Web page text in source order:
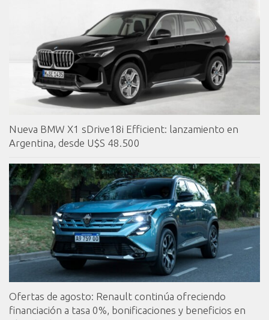
Nueva BMW X1 sDrive18i Efficient: lanzamiento en
Argentina, desde U$S 48.500
Ofertas de agosto: Renault continúa ofreciendo
financiación a tasa 0%, bonificaciones y beneficios en